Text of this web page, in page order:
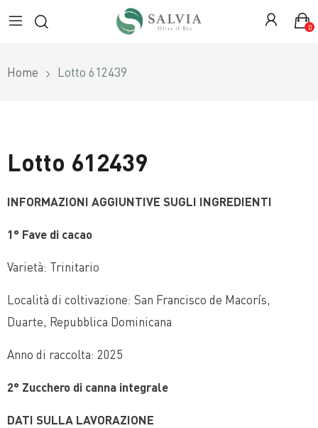
0
Home Lotto 612439
Lotto 612439
INFORMAZIONI AGGIUNTIVE SUGLI INGREDIENTI
1° Fave di cacao
Varietà: Trinitario
Località di coltivazione: San Francisco de Macorís,
Duarte, Repubblica Dominicana
Anno di raccolta: 2025
2° Zucchero di canna integrale
DATI SULLA LAVORAZIONE